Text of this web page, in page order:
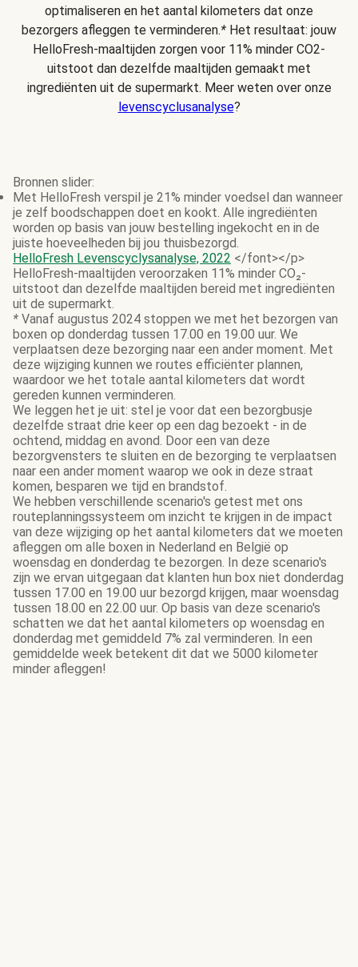
optimaliseren en het aantal kilometers dat onze
bezorgers afleggen te verminderen.* Het resultaat: jouw
HelloFresh-maaltijden zorgen voor 11% minder CO2-
uitstoot dan dezelfde maaltijden gemaakt met
ingrediënten uit de supermarkt. Meer weten over onze
levenscyclusanalyse?
Bronnen slider:
Met HelloFresh verspil je 21% minder voedsel dan wanneer
je zelf boodschappen doet en kookt. Alle ingrediënten
worden op basis van jouw bestelling ingekocht en in de
juiste hoeveelheden bij jou thuisbezorgd.
HelloFresh Levenscyclysanalyse, 2022 </font></p>
HelloFresh-maaltijden veroorzaken 11% minder CO₂-
uitstoot dan dezelfde maaltijden bereid met ingrediënten
uit de supermarkt.
* Vanaf augustus 2024 stoppen we met het bezorgen van
boxen op donderdag tussen 17.00 en 19.00 uur. We
verplaatsen deze bezorging naar een ander moment. Met
deze wijziging kunnen we routes efficiënter plannen,
waardoor we het totale aantal kilometers dat wordt
gereden kunnen verminderen.
We leggen het je uit: stel je voor dat een bezorgbusje
dezelfde straat drie keer op een dag bezoekt - in de
ochtend, middag en avond. Door een van deze
bezorgvensters te sluiten en de bezorging te verplaatsen
naar een ander moment waarop we ook in deze straat
komen, besparen we tijd en brandstof.
We hebben verschillende scenario's getest met ons
routeplanningssysteem om inzicht te krijgen in de impact
van deze wijziging op het aantal kilometers dat we moeten
afleggen om alle boxen in Nederland en België op
woensdag en donderdag te bezorgen. In deze scenario's
zijn we ervan uitgegaan dat klanten hun box niet donderdag
tussen 17.00 en 19.00 uur bezorgd krijgen, maar woensdag
tussen 18.00 en 22.00 uur. Op basis van deze scenario's
schatten we dat het aantal kilometers op woensdag en
donderdag met gemiddeld 7% zal verminderen. In een
gemiddelde week betekent dit dat we 5000 kilometer
minder afleggen!